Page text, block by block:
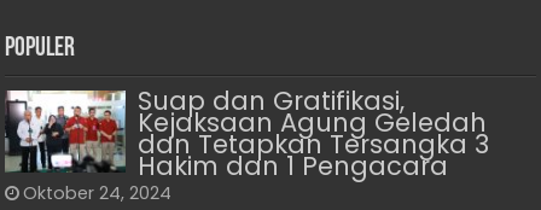
Populer
Suap dan Gratifikasi,
Kejaksaan Agung Geledah
dan Tetapkan Tersangka 3
Hakim dan 1 Pengacara
Oktober 24, 2024